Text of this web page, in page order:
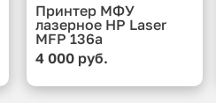
Принтер МФУ
лазерное HP Laser
MFP 136a
4 000 руб.